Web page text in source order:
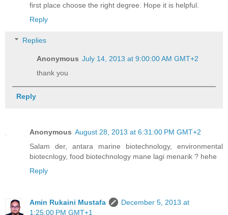
first place choose the right degree. Hope it is helpful.
Reply
Replies
Anonymous July 14, 2013 at 9:00:00 AM GMT+2
thank you
Reply
Anonymous August 28, 2013 at 6:31:00 PM GMT+2
Salam der, antara marine biotechnology, environmental
biotecnlogy, food biotechnology mane lagi menarik ? hehe
Reply
Amin Rukaini Mustafa
December 5, 2013 at
1:25:00 PM GMT+1